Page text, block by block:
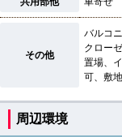
その他
バルコ
クロー
置場、
可、敷
周辺環境